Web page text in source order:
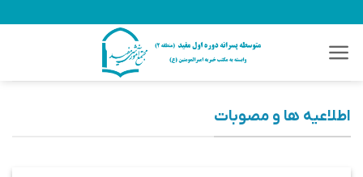
content
اطلاعیه ها و مصوبات